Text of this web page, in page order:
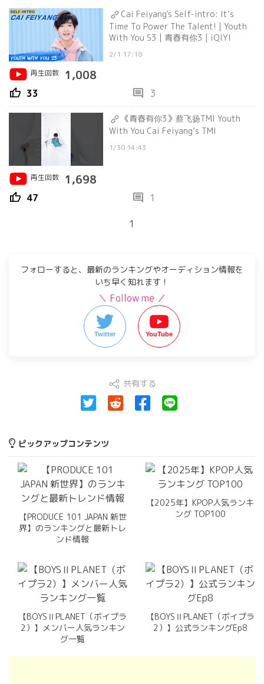
Cai Feiyang's Self-intro: It’s
Time To Power The Talent! | Youth
With You S3 | 青春有你3 | iQIYI
2/1 17:18
再生回数
1,008
thumb_up 33 comment 3
《青春有你3》蔡飞扬TMI Youth
With You Cai Feiyang’s TMI
1/30 14:43
再生回数 1,698
thumb_up 47 comment 1
1
フォローすると、最新のランキングやオーディション情報を
いち早く知れます！
＼ Follow me ／
Twitter YouTube
共有する
ピックアップコンテンツ
【PRODUCE 101 JAPAN 新世
界】のランキングと最新トレ
ンド情報
【2025年】KPOP人気ランキ
ング TOP100
【BOYSⅡPLANET（ボイプラ
2）】メンバー人気ランキン
グ一覧
【BOYSⅡPLANET（ボイプラ
2）】公式ランキングEp8